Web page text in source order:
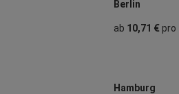
Berlin
ab 10,71 €pro
Hamburg